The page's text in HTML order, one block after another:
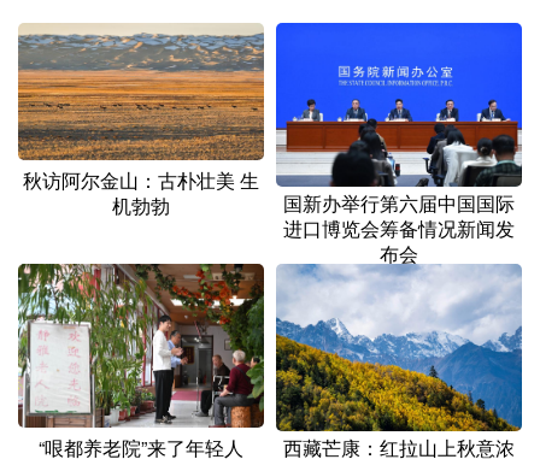
山东 河南 湖北 湖南
广东 广西 海南 重庆
四川 贵州 云南 西藏
青海 宁夏
新疆 内蒙古 黑龙江
多语种频道
English Español Français عربى
Русский язык 日本語 한국어
秋访阿尔金山：古朴壮美 生
机勃勃
国新办举行第六届中国国际
进口博览会筹备情况新闻发
布会
“哏都养老院”来了年轻人 西藏芒康：红拉山上秋意浓